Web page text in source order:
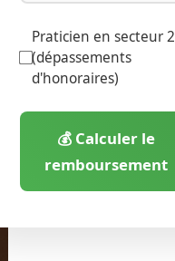
Praticien en secteur 2
(dépassements
d'honoraires)
💰 Calculer le
remboursement